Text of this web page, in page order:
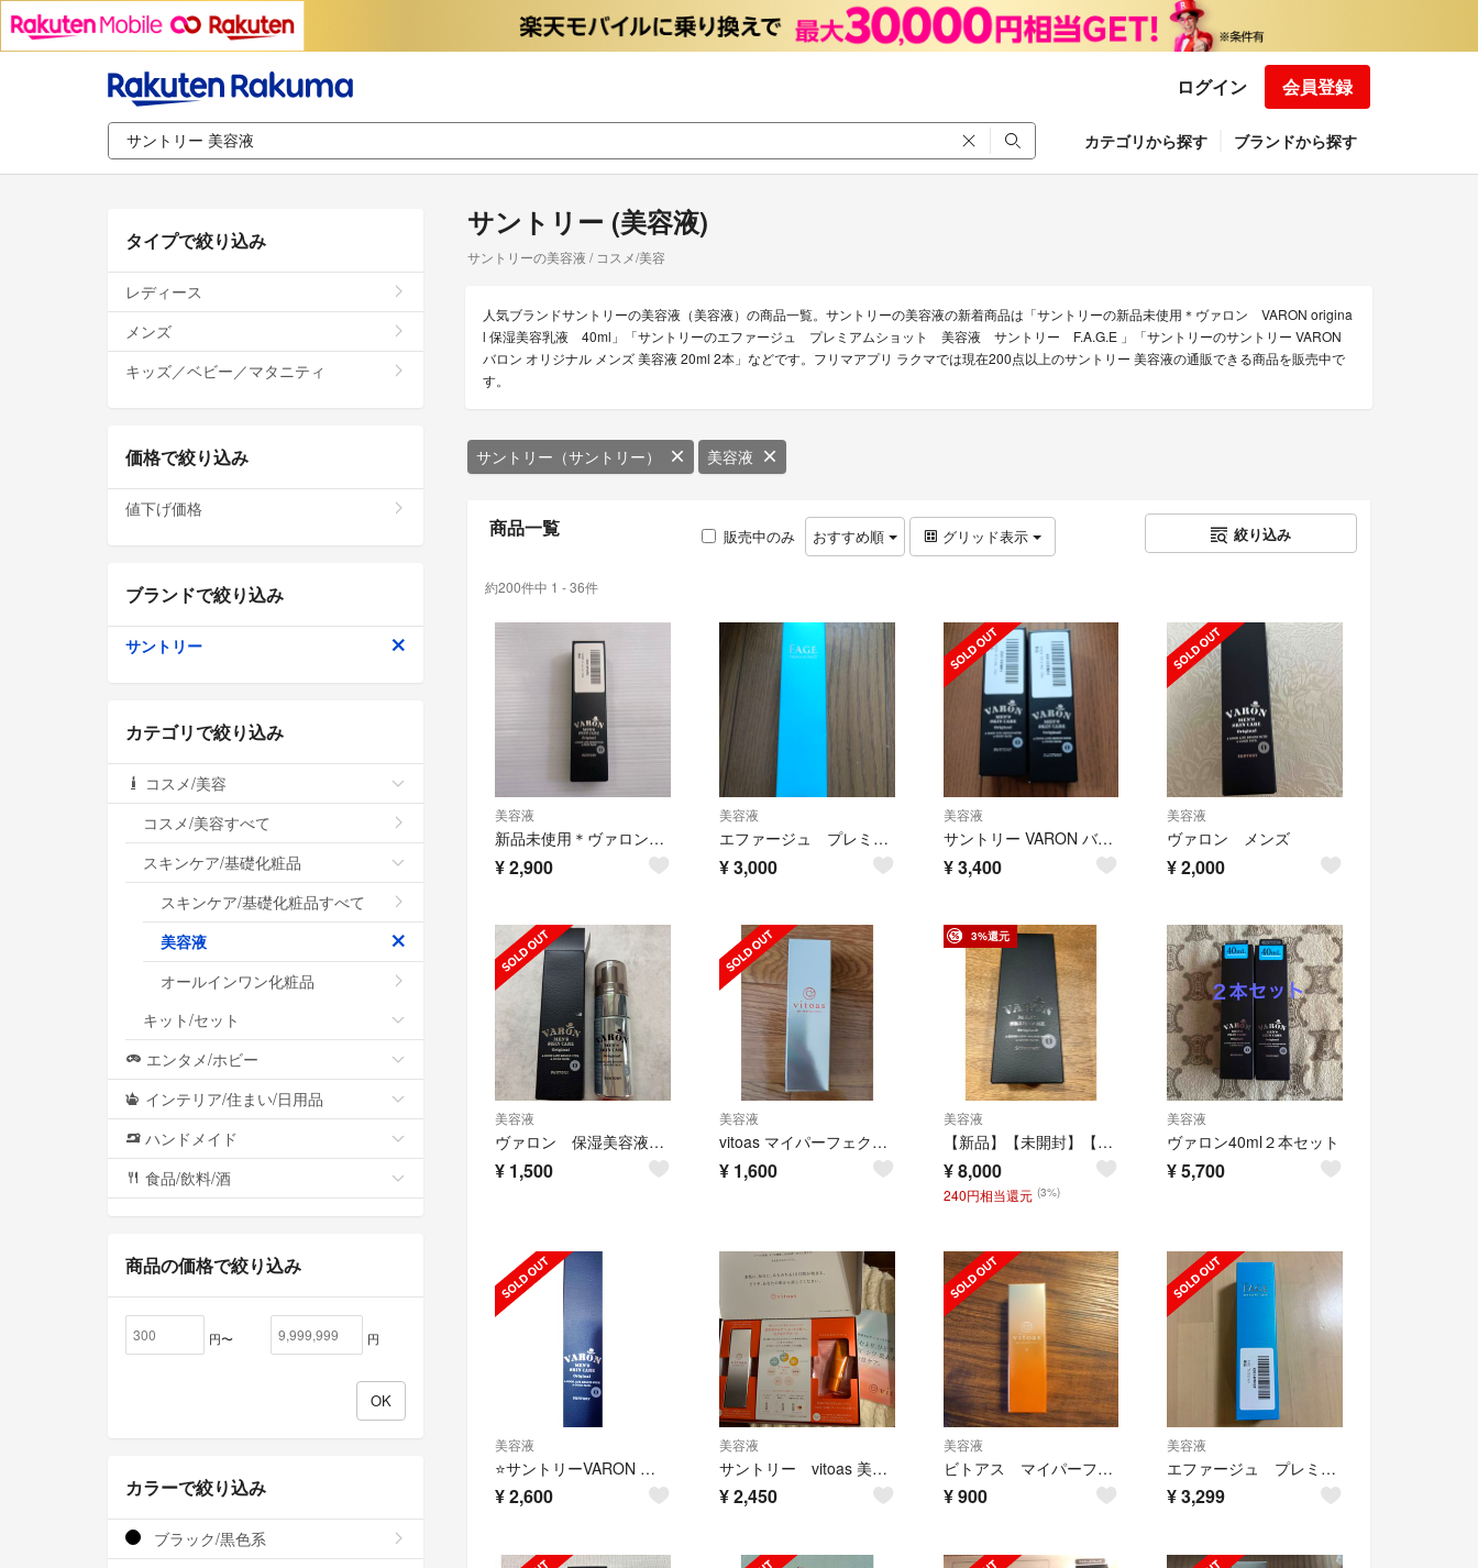
ログイン 会員登録
カテゴリから探す ブランドから探す
サントリー (美容液)
サントリーの美容液 / コスメ/美容
人気ブランドサントリーの美容液（美容液）の商品一覧。サントリーの美容液の新着商品は「サントリーの新品未使用＊ヴァロン VARON origina
l 保湿美容乳液 40ml」「サントリーのエファージュ プレミアムショット 美容液 サントリー F.A.G.E 」「サントリーのサントリー VARON
バロン オリジナル メンズ 美容液 20ml 2本」などです。フリマアプリ ラクマでは現在200点以上のサントリー 美容液の通販できる商品を販売中で
す。
サントリー（サントリー） 美容液
商品一覧 販売中のみ おすすめ順 グリッド表示 絞り込み
約200件中 1 - 36件
美容液
新品未使用＊ヴァロン VARON original 保湿美容乳液 40ml
¥2,900
美容液
エファージュ プレミアムショット 美容液 サントリー F.A.G.E
¥3,000
美容液
サントリー VARON バロン オリジナル メンズ 美容液 20ml 2本
¥3,400
美容液
ヴァロン メンズ
¥2,000
美容液
ヴァロン 保湿美容液 20ml
¥ 1,500
美容液
vitoas マイパーフェクション ブライトニング＆リンクル 20ml
¥ 1,600
3%還元
美容液
【新品】【未開封】【未使用】VARON オリジナル120ml
¥8,000
240円相当還元 (3%)
美容液
ヴァロン40ml２本セット
¥5,700
美容液
⭐サントリーVARON ヴァロン⭐オールインワンセラム⭐2600円⭐
¥2,600
美容液
サントリー vitoas 美白美容液 保湿クリーム
¥2,450
美容液
ビトアス マイパーフェクション I しっとり
¥900
美容液
エファージュ プレミアムショット 美容液 サントリー F.A.G.E
¥3,299
タイプで絞り込み
レディース
メンズ
キッズ／ベビー／マタニティ
価格で絞り込み
値下げ価格
ブランドで絞り込み
サントリー
カテゴリで絞り込み
コスメ/美容
コスメ/美容すべて
スキンケア/基礎化粧品
スキンケア/基礎化粧品すべて
美容液
オールインワン化粧品
キット/セット
エンタメ/ホビー
インテリア/住まい/日用品
ハンドメイド
食品/飲料/酒
商品の価格で絞り込み
円〜 円
カラーで絞り込み
ブラック/黒色系